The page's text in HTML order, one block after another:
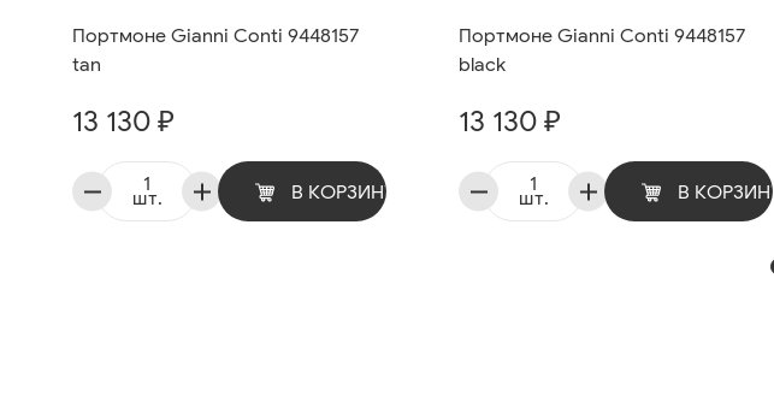
Портмоне Gianni Conti 9448157
tan
13 130 ₽
шт. В КОРЗИНУ
Портмоне Gianni Conti 9448157
black
13 130 ₽
шт. В КОРЗИНУ